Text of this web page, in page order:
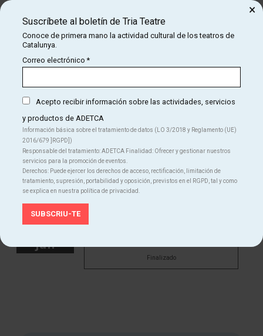
ambición. En una realidad que roza el delirio del absurdo, chocarán
tienen?
FAMA FOMO FUMU!es una comedia incómoda sobre el ego y todo
lo que estamos dispuestas a justificar para lograr el éxito –si es
sábado
20
jun
Finalizado
Suscríbete al boletín de Tria Teatre
Conoce de primera mano la actividad cultural de los teatros de
Catalunya.
Correo electrónico*
Acepto recibir información sobre las actividades, servicios
y productos de ADETCA
Información básica sobre el tratamiento de datos (LO 3/2018 y Reglamento (UE)
2016/679 ]RGPD])
Responsable del tratamiento: ADETCA Finalidad: Ofrecer y gestionar nuestros
servicios para la promoción de eventos.
Derechos: Puede ejercer los derechos de acceso, rectificación, limitación de
tratamiento, supresión, portabilidad y oposición, previstos en el RGPD, tal y como
se explica en nuestra política de privacidad.
×